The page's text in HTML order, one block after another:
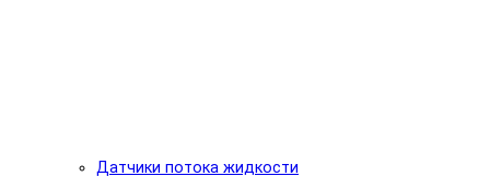
Датчики потока жидкости